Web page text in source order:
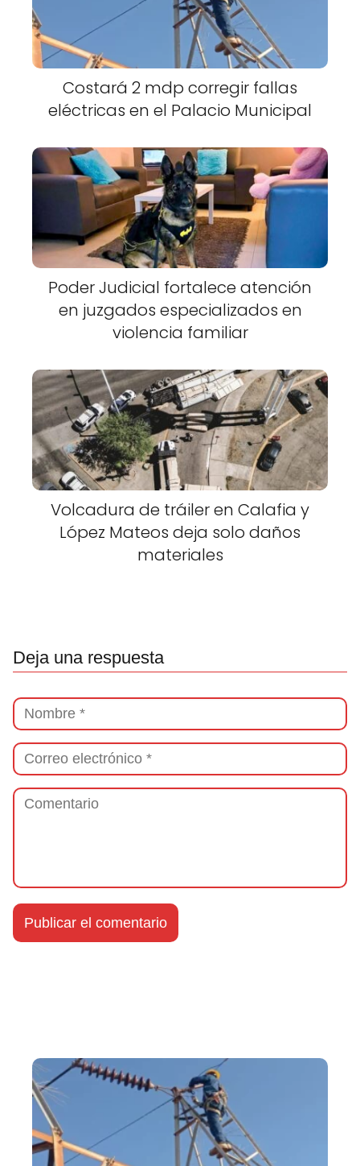
Costará 2 mdp corregir fallas
eléctricas en el Palacio Municipal
Poder Judicial fortalece atención
en juzgados especializados en
violencia familiar
Volcadura de tráiler en Calafia y
López Mateos deja solo daños
materiales
Deja una respuesta